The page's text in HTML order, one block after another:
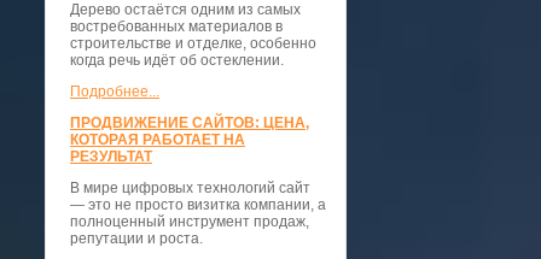
Дерево остаётся одним из самых
востребованных материалов в
строительстве и отделке, особенно
когда речь идёт об остеклении.
Подробнее...
ПРОДВИЖЕНИЕ САЙТОВ: ЦЕНА,
КОТОРАЯ РАБОТАЕТ НА
РЕЗУЛЬТАТ
В мире цифровых технологий сайт
— это не просто визитка компании, а
полноценный инструмент продаж,
репутации и роста.